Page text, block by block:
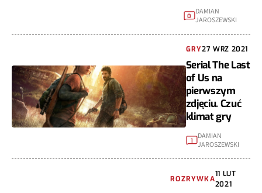
0 DAMIAN
JAROSZEWSKI
GRY27 WRZ 2021
Serial The Last
of Us na
pierwszym
zdjęciu. Czuć
klimat gry
1
DAMIAN
JAROSZEWSKI
ROZRYWKA
11 LUT
2021